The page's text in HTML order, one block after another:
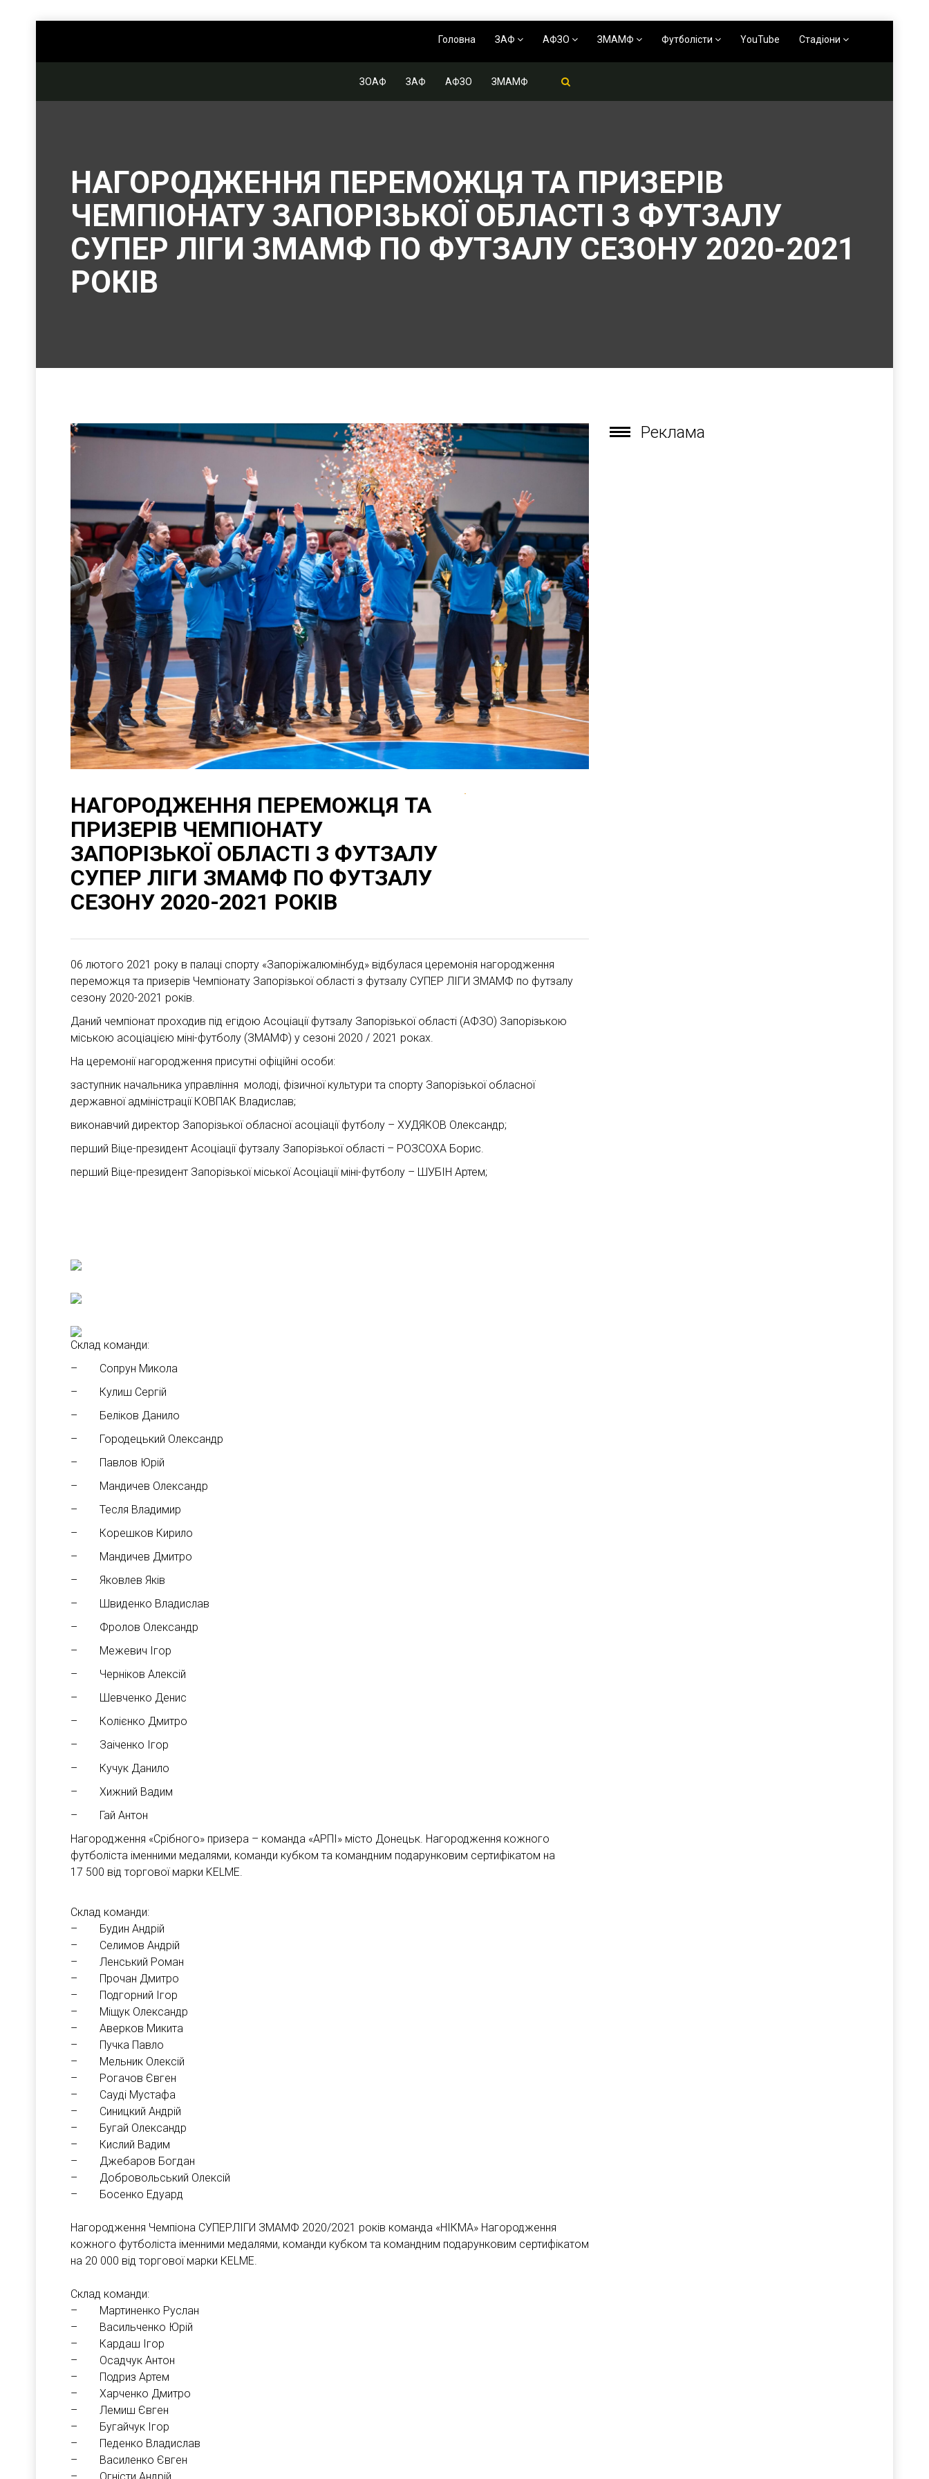
Головна ЗАФ АФЗО ЗМАМФ Футболісти YouTube Стадіони
ЗОАФ ЗАФ АФЗО ЗМАМФ
НАГОРОДЖЕННЯ ПЕРЕМОЖЦЯ ТА ПРИЗЕРІВ
ЧЕМПІОНАТУ ЗАПОРІЗЬКОЇ ОБЛАСТІ З ФУТЗАЛУ
СУПЕР ЛІГИ ЗМАМФ ПО ФУТЗАЛУ СЕЗОНУ 2020-2021
РОКІВ
НАГОРОДЖЕННЯ ПЕРЕМОЖЦЯ ТА
ПРИЗЕРІВ ЧЕМПІОНАТУ
ЗАПОРІЗЬКОЇ ОБЛАСТІ З ФУТЗАЛУ
СУПЕР ЛІГИ ЗМАМФ ПО ФУТЗАЛУ
СЕЗОНУ 2020-2021 РОКІВ
06 лютого 2021 року в палаці спорту «Запоріжалюмінбуд» відбулася церемонія нагородження
переможця та призерів Чемпіонату Запорізької області з футзалу СУПЕР ЛІГИ ЗМАМФ по футзалу
сезону 2020-2021 років.
Даний чемпіонат проходив під егідою Асоціації футзалу Запорізької області (АФЗО) Запорізькою
міською асоціацією міні-футболу (ЗМАМФ) у сезоні 2020 / 2021 роках.
На церемонії нагородження присутні офіційні особи:
заступник начальника управління молоді, фізичної культури та спорту Запорізької обласної
державної адміністрації КОВПАК Владислав;
виконавчий директор Запорізької обласної асоціації футболу – ХУДЯКОВ Олександр;
перший Віце-президент Асоціації футзалу Запорізької області – РОЗСОХА Борис.
перший Віце-президент Запорізької міської Асоціації міні-футболу – ШУБІН Артем;
Склад команди:
– Сопрун Микола
– Кулиш Сергій
– Беліков Данило
– Городецький Олександр
– Павлов Юрій
– Мандичев Олександр
– Тесля Владимир
– Корешков Кирило
– Мандичев Дмитро
– Яковлев Яків
– Швиденко Владислав
– Фролов Олександр
– Межевич Ігор
– Черніков Алексій
– Шевченко Денис
– Колієнко Дмитро
– Заіченко Ігор
– Кучук Данило
– Хижний Вадим
– Гай Антон
Нагородження «Срібного» призера – команда «АРПІ» місто Донецьк. Нагородження кожного
футболіста іменними медалями, команди кубком та командним подарунковим сертифікатом на
17 500 від торгової марки KELME.
Склад команди:
– Будин Андрій
– Селимов Андрій
– Ленський Роман
– Прочан Дмитро
– Подгорний Ігор
– Міщук Олександр
– Аверков Микита
– Пучка Павло
– Мельник Олексій
– Рогачов Євген
– Сауді Мустафа
– Синицкий Андрій
– Бугай Олександр
– Кислий Вадим
– Джебаров Богдан
– Добровольський Олексій
– Босенко Едуард
Нагородження Чемпіона СУПЕРЛІГИ ЗМАМФ 2020/2021 років команда «НІКМА» Нагородження
кожного футболіста іменними медалями, команди кубком та командним подарунковим сертифікатом
на 20 000 від торгової марки KELME.
Склад команди:
– Мартиненко Руслан
– Васильченко Юрій
– Кардаш Ігор
– Осадчук Антон
– Подриз Артем
– Харченко Дмитро
– Лемиш Євген
– Бугайчук Ігор
– Педенко Владислав
– Василенко Євген
Реклама